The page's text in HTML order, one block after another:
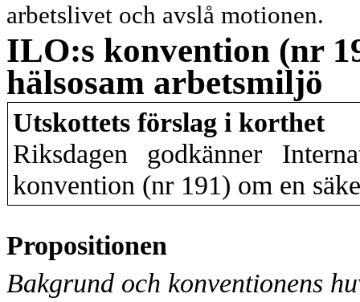
arbetslivet och avslå motionen.
ILO:s konvention (nr
hälsosam arbetsmiljö
Utskottets förslag i korthet
Riksdagen godkänner
konvention (nr 191) om en
Propositionen
Bakgrund och konventionens